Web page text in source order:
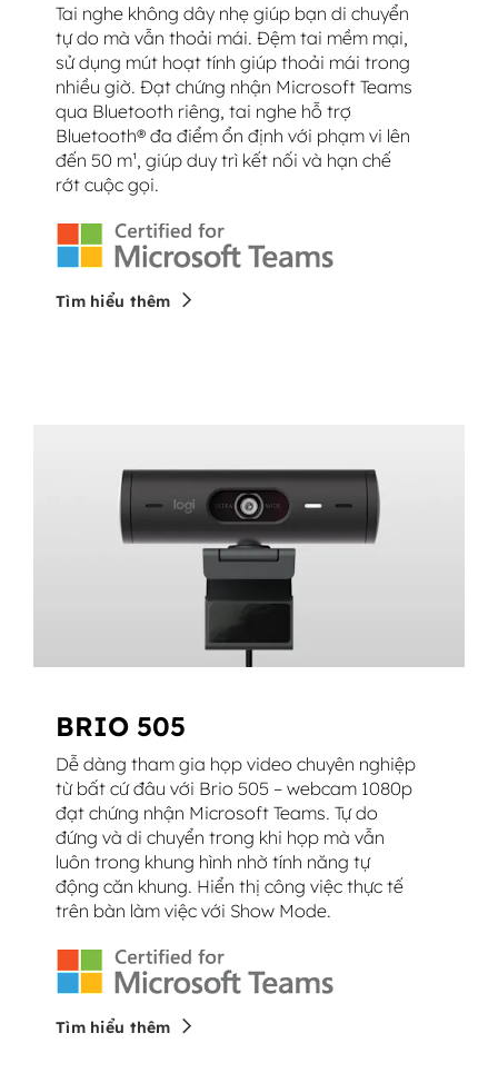
Tai nghe không dây nhẹ giúp bạn di chuyển
tự do mà vẫn thoải mái. Đệm tai mềm mại,
sử dụng mút hoạt tính giúp thoải mái trong
nhiều giờ. Đạt chứng nhận Microsoft Teams
qua Bluetooth riêng, tai nghe hỗ trợ
Bluetooth® đa điểm ổn định với phạm vi lên
đến 50 m¹, giúp duy trì kết nối và hạn chế
rớt cuộc gọi.
Tìm hiểu thêm
BRIO 505
Dễ dàng tham gia họp video chuyên nghiệp
từ bất cứ đâu với Brio 505 – webcam 1080p
đạt chứng nhận Microsoft Teams. Tự do
đứng và di chuyển trong khi họp mà vẫn
luôn trong khung hình nhờ tính năng tự
động căn khung. Hiển thị công việc thực tế
trên bàn làm việc với Show Mode.
Tìm hiểu thêm